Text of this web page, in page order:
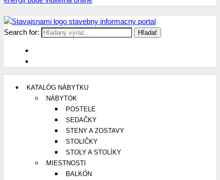
Stavajsnami.sk
Stavebníctvo, stavby, byty, domy a všetko o nich
Search for:
KATALÓG NÁBYTKU
NÁBYTOK
POSTELE
SEDAČKY
STENY A ZOSTAVY
STOLIČKY
STOLY A STOLÍKY
MIESTNOSTI
BALKÓN